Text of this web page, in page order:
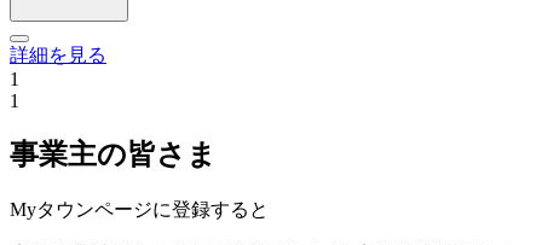
詳細を見る
1
1
事業主の皆さま
Myタウンページに登録すると